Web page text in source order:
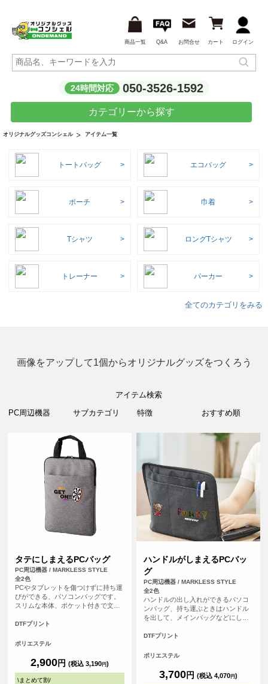
商品一覧 Q&A お問合せ カート ログイン
24時間対応 050-3526-1592
カテゴリーから探す
オリジナルグッズコンシェル アイテム一覧
トートバッグ エコバッグ
ポーチ 巾着
Tシャツ ロングTシャツ
トレーナー パーカー
全てのカテゴリをみる
画像をアップして1個からオリジナルグッズをつくろう
アイテム検索
タテにしまえるPCバッグ
PC周辺機器 / MARKLESS STYLE
全2色
PCやタブレットを傷つけずに持ち運
びができる、パソコンバッグです。
スリムな本体、ポケット付きで文房
す。
DTFプリント
ポリエステル
2,900円 (税込 3,190円)
\まとめて割/
ハンドルがしまえるPCバッ
グ
PC周辺機器 / MARKLESS STYLE
全2色
ハンドルの出し入れができるパソコ
ンバッグ、持ち運ぶときはハンドル
を出して、メインバッグなどにしま
ができます。うれしい複数の外ポケ
用が可能です。
DTFプリント
ポリエステル
3,700円 (税込 4,070円)